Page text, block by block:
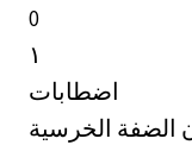
0
١
اضطابات
الضفة الخرسية